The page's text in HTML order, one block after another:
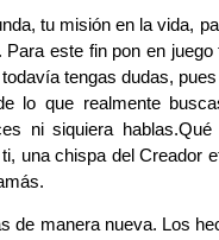
tu misión en la vida,
este fin pon en
tengas dudas,
lo que realmente
ni siquiera
una chispa del Creador
de manera nueva. Los